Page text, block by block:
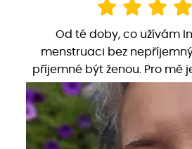
Od té doby, co užívám
menstruaci bez
příjemné být ženou. Pro mě